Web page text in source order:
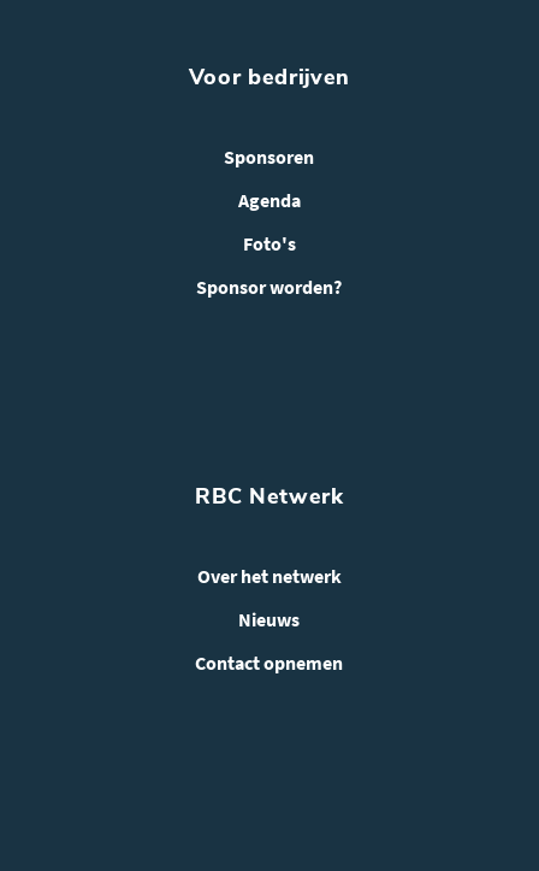
Voor bedrijven
Sponsoren
Agenda
Foto's
Sponsor worden?
RBC Netwerk
Over het netwerk
Nieuws
Contact opnemen